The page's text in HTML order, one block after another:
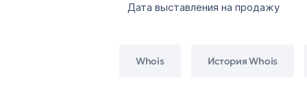
Дата выставления на продажу
Whois История Whois